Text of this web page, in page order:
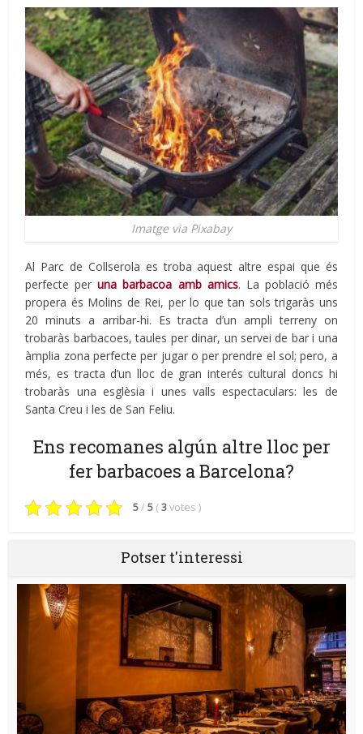
Imatge via Pixabay
Al Parc de Collserola es troba aquest altre espai que és
perfecte peruna barbacoa amb amics. La població més
propera és Molins de Rei, per lo que tan sols trigaràs uns
20 minuts a arribar-hi. Es tracta d’un ampli terreny on
trobaràs barbacoes, taules per dinar, un servei de bar i una
àmplia zona perfecte per jugar o per prendre el sol; pero, a
més, es tracta d’un lloc de gran interés cultural doncs hi
trobaràs una esglèsia i unes valls espectaculars: les de
Santa Creu i les de San Feliu.
Ens recomanes algún altre lloc per
fer barbacoes a Barcelona?
5/ 5 (3votes )
Potser t'interessi